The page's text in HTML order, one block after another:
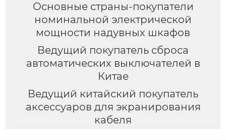
Основные страны-покупатели
номинальной электрической
мощности надувных шкафов
Ведущий покупатель сброса
автоматических выключателей в
Китае
Ведущий китайский покупатель
аксессуаров для экранирования
кабеля